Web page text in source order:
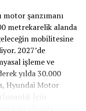
gibi yüksek tork
lastiğin zemine
E-carturkiyeekibi
Snowmaster 2
araçların
şanzımanı
metrekarelik alanda
mobilitesine
2027’de
işleme ve
yılda 30.000
Hyundai Motor
İçin